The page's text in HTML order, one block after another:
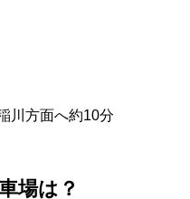
川方面へ約10分
場は？